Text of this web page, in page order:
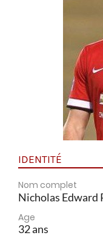
IDENTITÉ
Nom complet
Nicholas Edward
Age
32 ans